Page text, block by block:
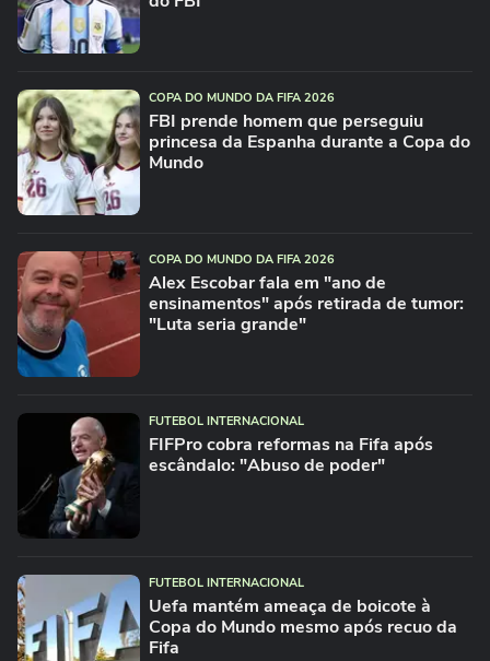
COPA DO MUNDO DA FIFA 2026
FBI prende homem que perseguiu
princesa da Espanha durante a Copa do
Mundo
COPA DO MUNDO DA FIFA 2026
Alex Escobar fala em "ano de
ensinamentos" após retirada de tumor:
"Luta seria grande"
FUTEBOL INTERNACIONAL
FIFPro cobra reformas na Fifa após
escândalo: "Abuso de poder"
FUTEBOL INTERNACIONAL
Uefa mantém ameaça de boicote à
Copa do Mundo mesmo após recuo da
Fifa